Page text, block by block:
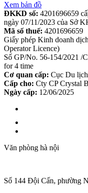
Xem bản đồ
ĐKKD số: 4201696659
ngày 07/11/2023 của Sở
Mã số thuế: 4201696659
Giấy phép Kinh doanh
Operator Licence)
Số GP/No. 56-154/2021 /
for 4 time
Cơ quan cấp: Cục Du
Cấp cho: Cty CP Crystal
Ngày cấp: 12/06/2025
Văn phòng hà nội
Số 144 Đội Cấn, phường